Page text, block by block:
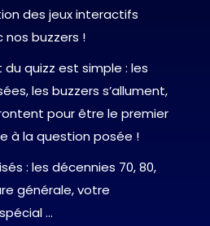
des jeux interactifs
nos buzzers !
quizz est simple : les
les buzzers s’allument,
pour être le premier
à la question posée !
: les décennies 70, 80,
générale, votre
…